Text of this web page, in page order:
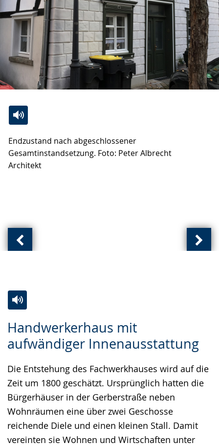
Vorherige
von
)
Endzustand nach abgeschlossener
Gesamtinstandsetzung. Foto: Peter Albrecht
Architekt
Leichten
Sprache
wechseln.
Audio-
Unterstützung.
Video
in
Deutscher
Handwerkerhaus mit
aufwändiger Innenausstattung
Die Entstehung des Fachwerkhauses wird auf die
Zeit um 1800 geschätzt. Ursprünglich hatten die
Bürgerhäuser in der Gerberstraße neben
Wohnräumen eine über zwei Geschosse
reichende Diele und einen kleinen Stall. Damit
vereinten sie Wohnen und Wirtschaften unter
Leichten
Sprache
Audio-
Unterstützung.
Video
in
Gebärdensprache
wird
angezeigt.